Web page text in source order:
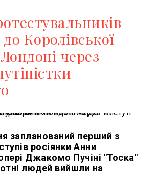
Королівської
через
запланований перший з
росіянки Анни
Джакомо Пучіні "Тоска"
людей вийшли на